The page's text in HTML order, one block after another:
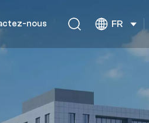
nous FR